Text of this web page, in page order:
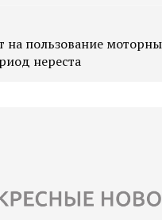
на пользование
нереста